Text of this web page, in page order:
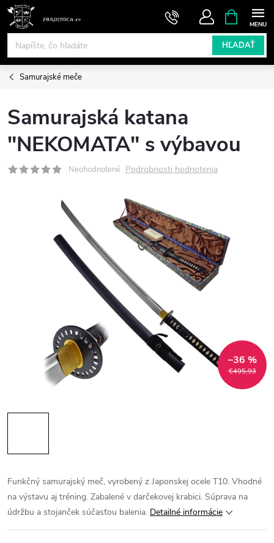
Prejsť
obsah
HĽADAŤ
KOŠÍK
Samurajské meče
Samurajská katana
"NEKOMATA" s výbavou
Neohodnotené Podrobnosti hodnotenia
€495,93
–36 %
Funkčný samurajský meč, vyrobený z Japonskej ocele T10. Vhodné
na výstavu aj tréning. Zabalené v darčekovej krabici. Súprava na
údržbu a stojanček súčasťou balenia. Detailné informácie